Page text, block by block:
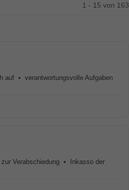
1 - 15 von 163
auf • verantwortungsvolle Aufgaben
Verabschiedung • Inkasso der